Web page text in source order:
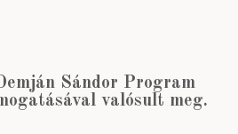
Sándor Program
valósult meg.